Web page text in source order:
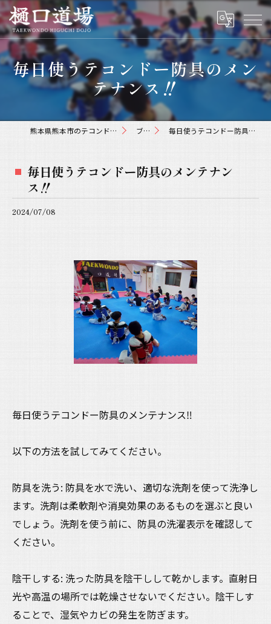
毎日使うテコンドー防具のメン
テナンス‼️
熊本県熊本市のテコンドーなら樋口道場 ブログ 毎日使うテコンドー防具のメンテナンス‼️
毎日使うテコンドー防具のメンテナン
ス‼️
2024/07/08
毎日使うテコンドー防具のメンテナンス‼️
以下の方法を試してみてください。
防具を洗う: 防具を水で洗い、適切な洗剤を使って洗浄し
ます。洗剤は柔軟剤や消臭効果のあるものを選ぶと良い
でしょう。洗剤を使う前に、防具の洗濯表示を確認して
ください。
陰干しする: 洗った防具を陰干しして乾かします。直射日
光や高温の場所では乾燥させないでください。陰干しす
ることで、湿気やカビの発生を防ぎます。